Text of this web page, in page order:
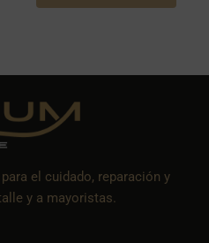
el cuidado, reparación y
y a mayoristas.